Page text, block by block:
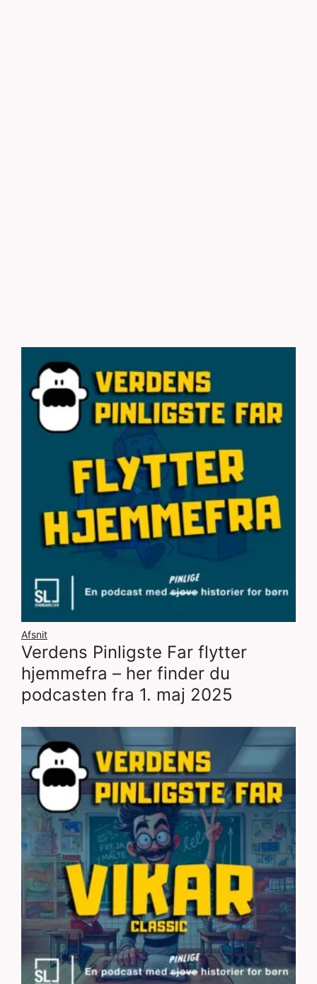
Afsnit
Verdens Pinligste Far flytter
hjemmefra – her finder du
podcasten fra 1. maj 2025